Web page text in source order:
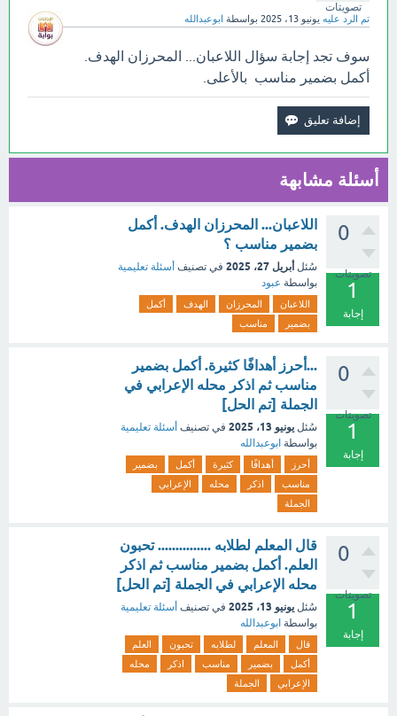
تصويتات
تم الرد عليه يونيو 13، 2025 بواسطة ابوعبدالله
سوف تجد إجابة سؤال اللاعبان... المحرزان الهدف.
أكمل بضمير مناسب بالأعلى.
أسئلة مشابهة
0
تصويتات
1
إجابة
اللاعبان... المحرزان الهدف. أكمل
بضمير مناسب ؟
سُئل أبريل 27، 2025 في تصنيف أسئلة تعليمية
بواسطة عبود
اللاعبان المحرزان الهدف
أكمل
بضمير
مناسب
0
تصويتات
1
إجابة
...أحرز أهدافًا كثيرة. أكمل بضمير
مناسب ثم اذكر محله الإعرابي في
الجملة [تم الحل]
سُئل يونيو 13، 2025 في تصنيف أسئلة تعليمية
بواسطة ابوعبدالله
أحرز أهدافًا كثيرة أكمل
بضمير
مناسب
اذكر محله
الإعرابي
الجملة
0
تصويتات
1
إجابة
قال المعلم لطلابه ............... تحبون
العلم. أكمل بضمير مناسب ثم اذكر
محله الإعرابي في الجملة [تم الحل]
سُئل يونيو 13، 2025 في تصنيف أسئلة تعليمية
بواسطة ابوعبدالله
قال المعلم لطلابه تحبون
العلم
أكمل
بضمير مناسب اذكر
محله
الإعرابي
الجملة